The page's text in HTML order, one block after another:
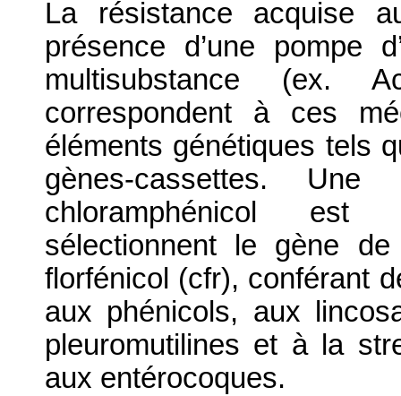
La résistance acquise
présence d’une pompe
multisubstance (ex.
correspondent à ces
éléments génétiques tels
gènes-cassettes.
chloramphénicol est
sélectionnent le gène
florfénicol (cfr), conférant
aux phénicols, aux
pleuromutilines et à la
aux entérocoques.